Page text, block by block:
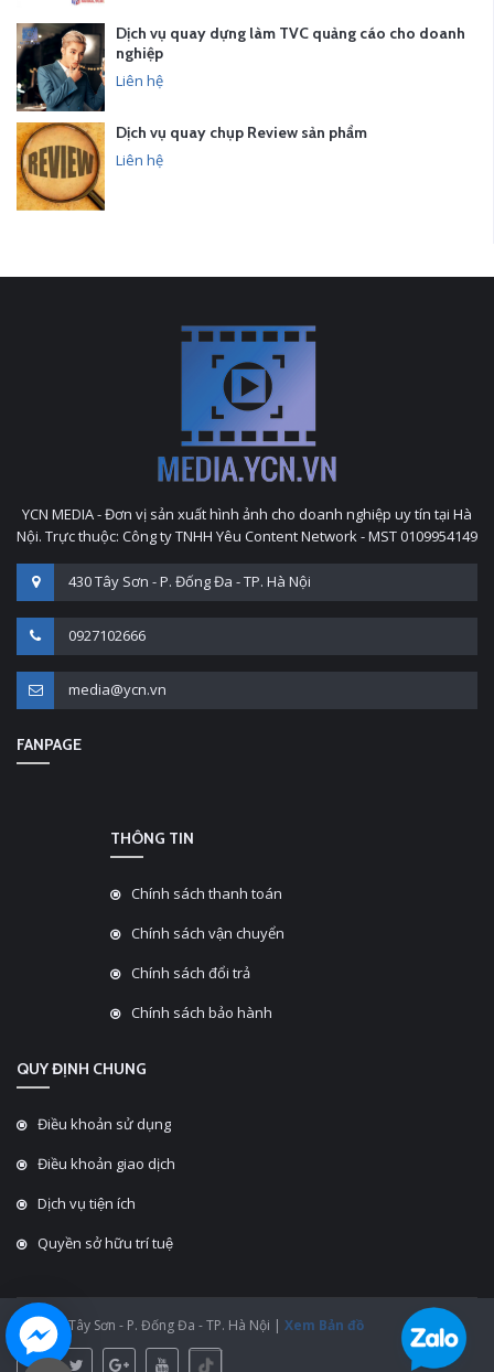
Dịch vụ quay dựng làm TVC quảng cáo cho doanh
nghiệp
Liên hệ
Dịch vụ quay chụp Review sản phẩm
Liên hệ
YCN MEDIA - Đơn vị sản xuất hình ảnh cho doanh nghiệp uy tín tại Hà
Nội. Trực thuộc: Công ty TNHH Yêu Content Network - MST 0109954149
430 Tây Sơn - P. Đống Đa - TP. Hà Nội
0927102666
media@ycn.vn
FANPAGE
THÔNG TIN
Chính sách thanh toán
Chính sách vận chuyển
Chính sách đổi trả
Chính sách bảo hành
QUY ĐỊNH CHUNG
Điều khoản sử dụng
Điều khoản giao dịch
Dịch vụ tiện ích
Quyền sở hữu trí tuệ
ĐC: 430 Tây Sơn - P. Đống Đa - TP. Hà Nội | Xem Bản đồ